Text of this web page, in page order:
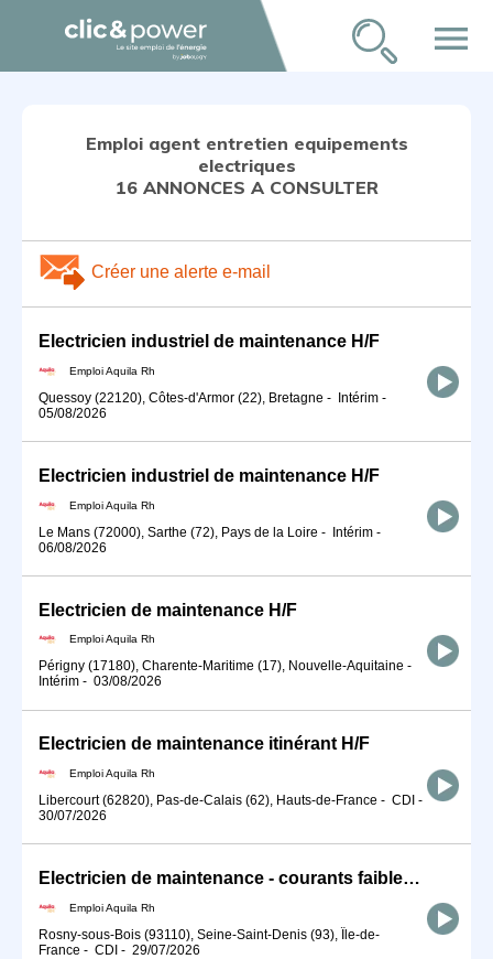
menu
Emploi agent entretien equipements
electriques
16 ANNONCES A CONSULTER
Créer une alerte e-mail
Electricien industriel de maintenance H/F
Emploi Aquila Rh
Quessoy (22120), Côtes-d'Armor (22), Bretagne - Intérim -
05/08/2026
Electricien industriel de maintenance H/F
Emploi Aquila Rh
Le Mans (72000), Sarthe (72), Pays de la Loire - Intérim -
06/08/2026
Electricien de maintenance H/F
Emploi Aquila Rh
Périgny (17180), Charente-Maritime (17), Nouvelle-Aquitaine -
Intérim - 03/08/2026
Electricien de maintenance itinérant H/F
Emploi Aquila Rh
Libercourt (62820), Pas-de-Calais (62), Hauts-de-France - CDI -
30/07/2026
Electricien de maintenance - courants faibles H/F
Emploi Aquila Rh
Rosny-sous-Bois (93110), Seine-Saint-Denis (93), Île-de-
France - CDI - 29/07/2026